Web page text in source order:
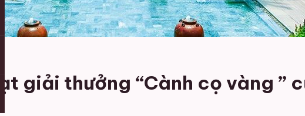
giải thưởng “Cành cọ vàng ”